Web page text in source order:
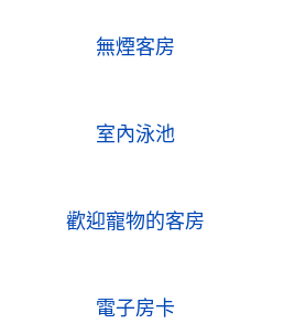
無煙客房
室內泳池
歡迎寵物的客房
電子房卡